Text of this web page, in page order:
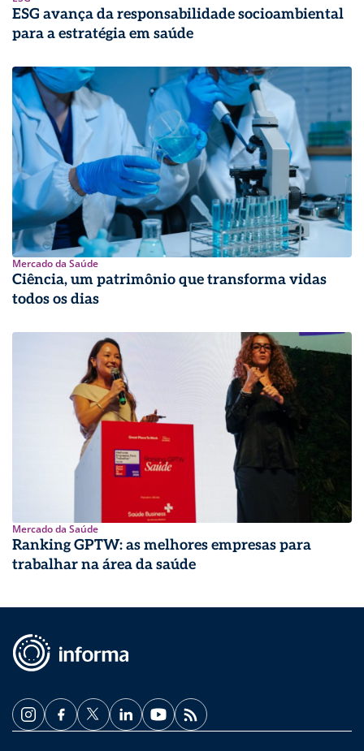
ESG avança da responsabilidade socioambiental
para a estratégia em saúde
Mercado da Saúde
Ciência, um patrimônio que transforma vidas
todos os dias
Mercado da Saúde
Ranking GPTW: as melhores empresas para
trabalhar na área da saúde